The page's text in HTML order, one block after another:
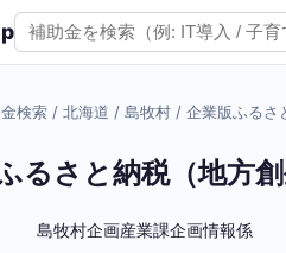
検索 / 北海道 / 島牧村 / 企業版ふるさ
るさと納税（地方創
島牧村企画産業課企画情報係